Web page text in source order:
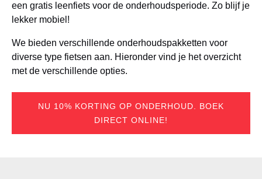
een gratis leenfiets voor de onderhoudsperiode. Zo blijf je
lekker mobiel!
We bieden verschillende onderhoudspakketten voor
diverse type fietsen aan. Hieronder vind je het overzicht
met de verschillende opties.
NU 10% KORTING OP ONDERHOUD. BOEK
DIRECT ONLINE!